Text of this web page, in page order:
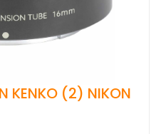
KENKO (2) NIKON